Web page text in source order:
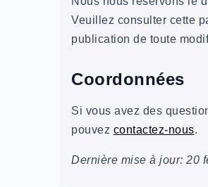
Veuillez consulter cette
publication de toute
Coordonnées
Si vous avez des
pouvez contactez-nous.
Dernière mise à jour: 20